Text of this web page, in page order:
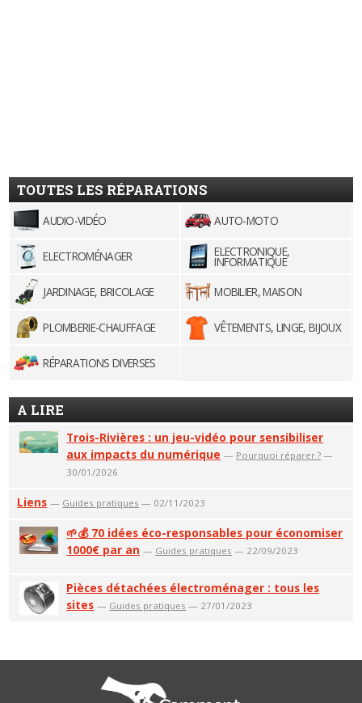
TOUTES LES RÉPARATIONS
AUDIO-VIDÉO AUTO-MOTO
ELECTROMÉNAGER ELECTRONIQUE,
INFORMATIQUE
JARDINAGE, BRICOLAGE
MOBILIER, MAISON
PLOMBERIE-CHAUFFAGE VÊTEMENTS, LINGE, BIJOUX
RÉPARATIONS DIVERSES
A LIRE
Trois-Rivières : un jeu-vidéo pour sensibiliser
aux impacts du numérique — Pourquoi réparer ? —
30/01/2026
Liens — Guides pratiques — 02/11/2023
🌱💰 70 idées éco-responsables pour économiser
1000€ par an — Guides pratiques — 22/09/2023
Pièces détachées électroménager : tous les
sites — Guides pratiques — 27/01/2023